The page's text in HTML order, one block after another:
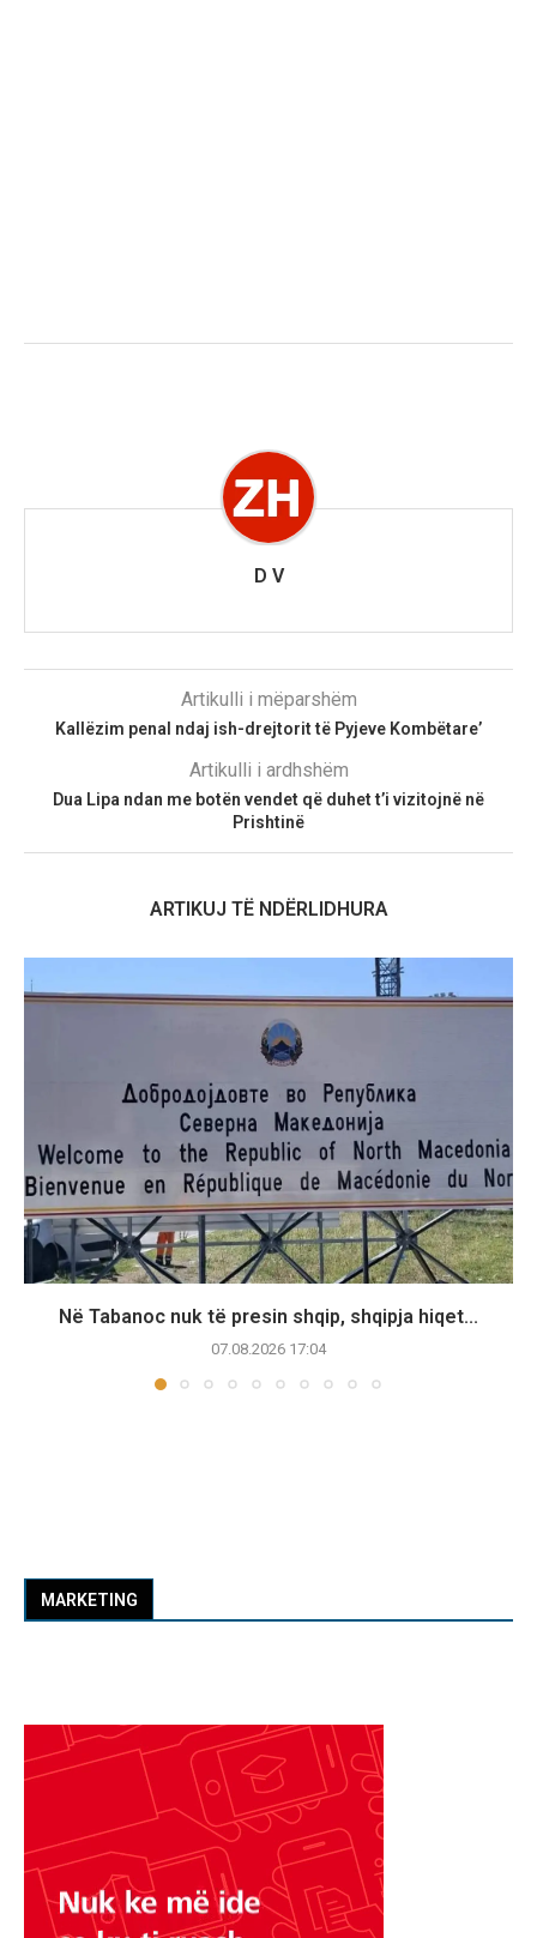
D V
Artikulli i mëparshëm
Kallëzim penal ndaj ish-drejtorit të Pyjeve Kombëtare’
Artikulli i ardhshëm
Dua Lipa ndan me botën vendet që duhet t’i vizitojnë në
Prishtinë
ARTIKUJ TË NDËRLIDHURA
Në Tabanoc nuk të presin shqip, shqipja hiqet...
07.08.2026 17:04
MARKETING